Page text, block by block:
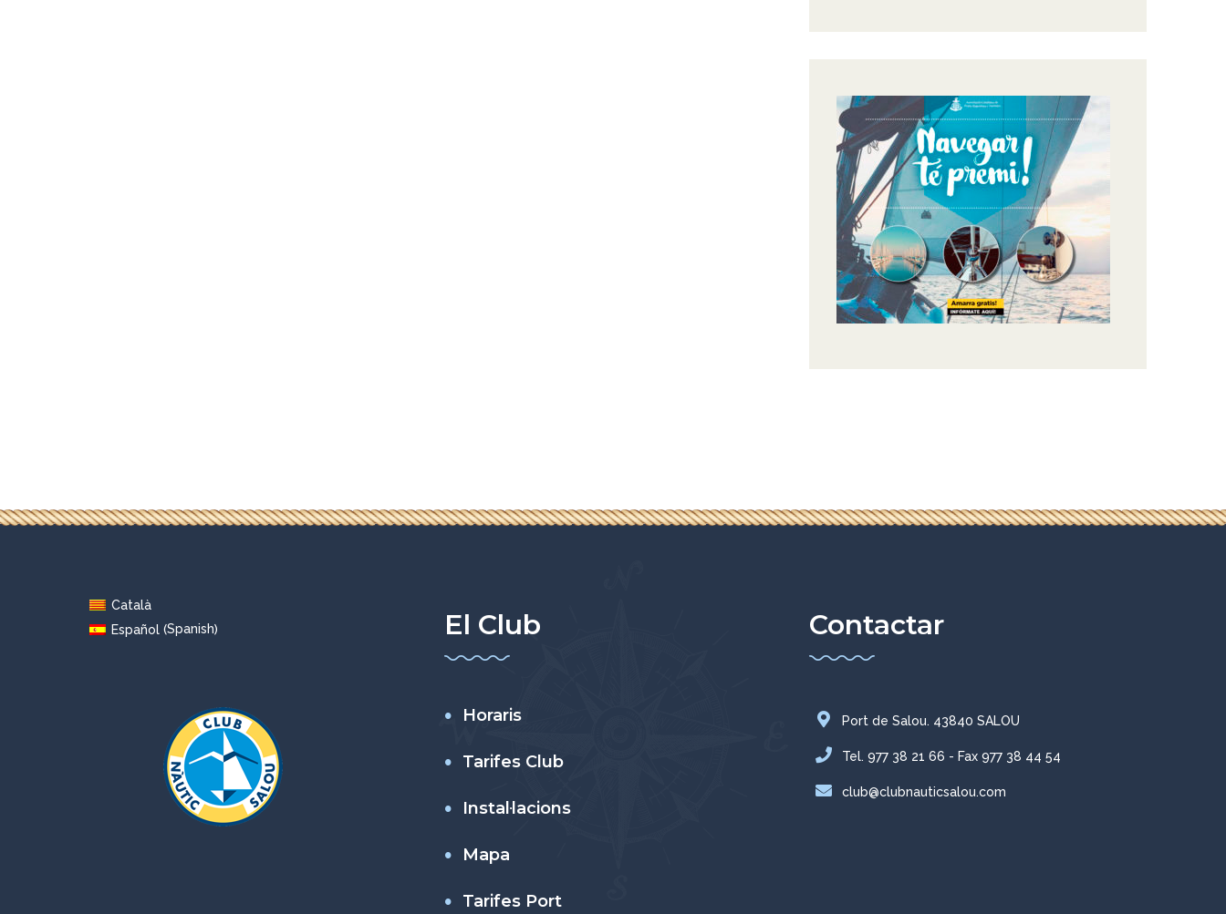
Català
Español(Spanish) El Club
Horaris
Tarifes Club
Instal·lacions
Mapa
Tarifes Port
Contactar
Port de Salou. 43840 SALOU
Tel. 977 38 21 66 - Fax 977 38 44 54
club@clubnauticsalou.com